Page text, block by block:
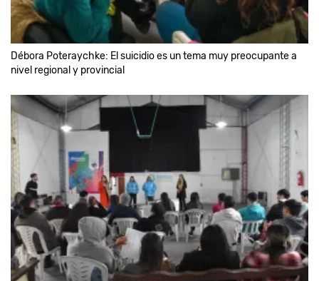
Débora Poteraychke: El suicidio es un tema muy preocupante a
nivel regional y provincial